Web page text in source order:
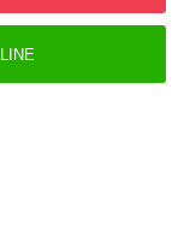
LINE